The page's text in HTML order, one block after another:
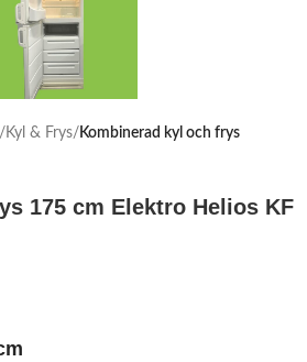
Kyl & Frys Kombinerad kyl och frys
175 cm Elektro Helios KF